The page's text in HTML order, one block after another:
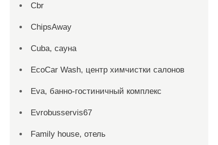
Cbr
ChipsAway
Cuba, сауна
EcoCar Wash, центр химчистки салонов
Eva, банно-гостиничный комплекс
Evrobusservis67
Family house, отель